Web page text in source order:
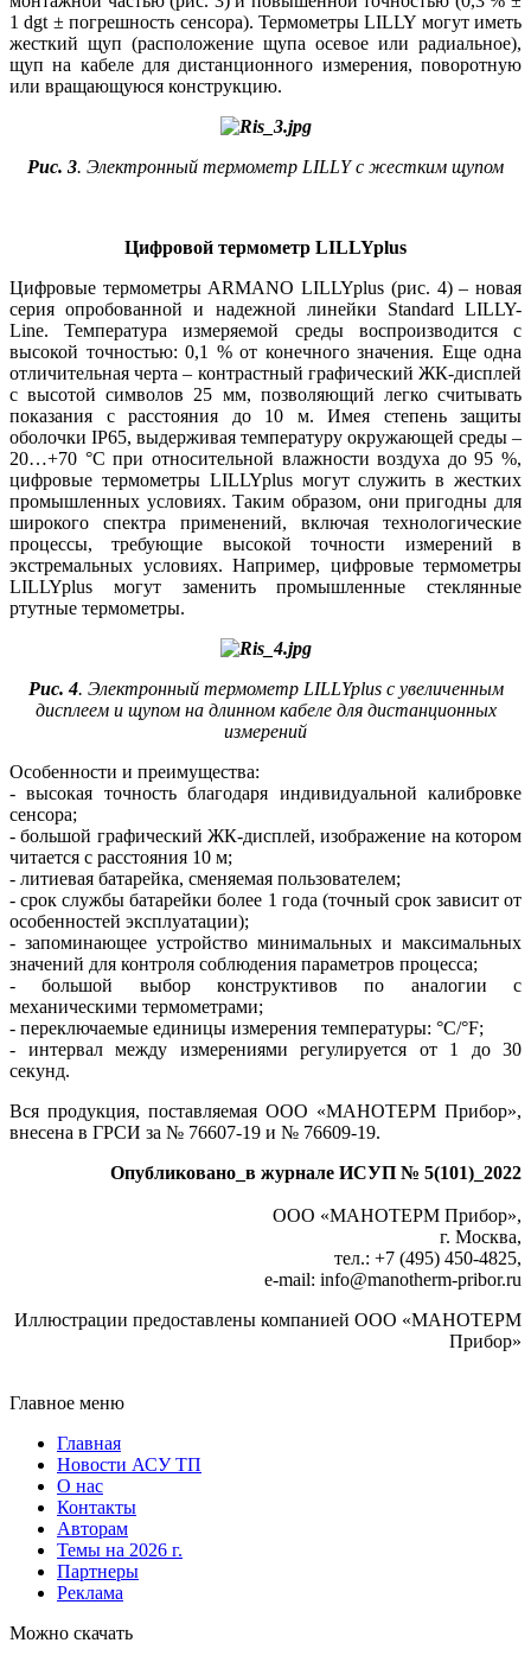
1 dgt ± погрешность сенсора). Термометры LILLY могут иметь
жесткий щуп (расположение щу­па осевое или радиальное),
щуп на кабеле для дистанционного измерения, поворотную
или вращающуюся конструкцию.
Рис. 3. Электронный термометр LILLY с жестким щупом
Цифровой термометр LILLYplus
Цифровые термометры ARMANO LILLYplus (рис. 4) – новая
серия опробованной и надежной линейки Standard LILLY-
Line. Температура измеряемой среды воспроизводится с
высокой точностью: 0,1 % от конечного значения. Еще одна
отличительная черта – контрастный графический ЖК-дисплей
с высотой символов 25 мм, позволяющий легко считывать
показания с расстояния до 10 м. Имея степень защиты
оболочки IP65, выдерживая температуру окружающей среды –
20…+70 °C при относительной влажности воздуха до 95 %,
цифровые термометры LILLYplus могут служить в жестких
промышленных условиях. Таким образом, они пригодны для
широкого спектра применений, включая технологические
процессы, требующие высокой точности измерений в
экстремальных условиях. Например, цифровые термометры
LILLYplus могут заменить промышленные стеклянные
ртутные термометры.
Рис. 4. Электронный термометр LILLYplus с увеличенным
дисплеем и щупом на длинном кабеле для дистанционных
измерений
Особенности и преимущества:
- высокая точность благодаря индивидуальной калибровке
сенсора;
- большой графический ЖК-дис­плей, изображение на котором
читается с расстояния 10 м;
- литиевая батарейка, сменяемая пользователем;
- срок службы батарейки более 1 го­да (точный срок зависит от
особенностей эксплуатации);
- запоминающее устройство минимальных и максимальных
значений для контроля соблюдения параметров процесса;
- большой выбор конструктивов по аналогии с
механическими термометрами;
- переключаемые единицы измерения температуры: °C/°F;
- интервал между измерениями регулируется от 1 до 30
секунд.
Вся продукция, поставляемая ООО «МАНОТЕРМ Прибор»,
внесена в ГРСИ за № 76607-19 и № 76609-19.
Опубликовано_в журнале ИСУП № 5(101)_2022
ООО «МАНОТЕРМ Прибор»,
г. Москва,
тел.: +7 (495) 450-4825,
e-mail: info@manotherm-pribor.ru
Иллюстрации предоставлены компанией ООО «МАНОТЕРМ
Прибор»
Главное меню
Главная
Новости АСУ ТП
О нас
Контакты
Авторам
Темы на 2026 г.
Партнеры
Реклама
Можно скачать